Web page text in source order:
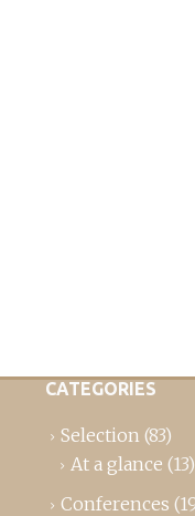
CATEGORIES
Selection (83)
At a glance (13)
Conferences